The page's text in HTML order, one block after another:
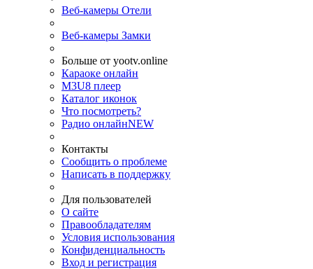
Веб-камеры Отели
Веб-камеры Замки
Больше от yootv.online
Караоке онлайн
M3U8 плеер
Каталог иконок
Что посмотреть?
Радио онлайнNEW
Контакты
Сообщить о проблеме
Написать в поддержку
Для пользователей
О сайте
Правообладателям
Условия использования
Конфиденциальность
Вход и регистрация